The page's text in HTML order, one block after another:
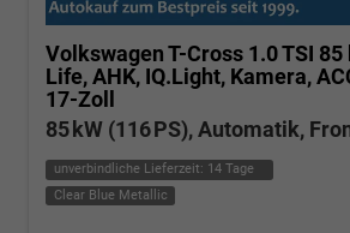
Volkswagen T-Cross 1.0 TSI 85
Life, AHK, IQ.Light, Kamera,
17-Zoll
85 kW (116 PS), Automatik,
unverbindliche Lieferzeit: 14 Tage
Clear Blue Metallic